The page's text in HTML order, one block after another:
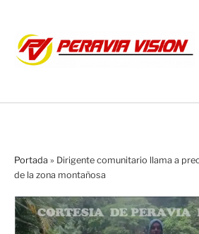
Portada » Dirigente comunitario llama a
de la zona montañosa